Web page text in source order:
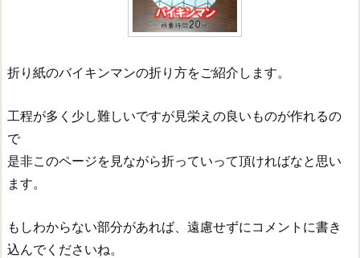
折り紙のバイキンマンの折り方をご紹介します。
工程が多く少し難しいですが見栄えの良いものが作れるの
で
是非このページを見ながら折っていって頂ければなと思い
ます。
もしわからない部分があれば、遠慮せずにコメントに書き
込んでくださいね。